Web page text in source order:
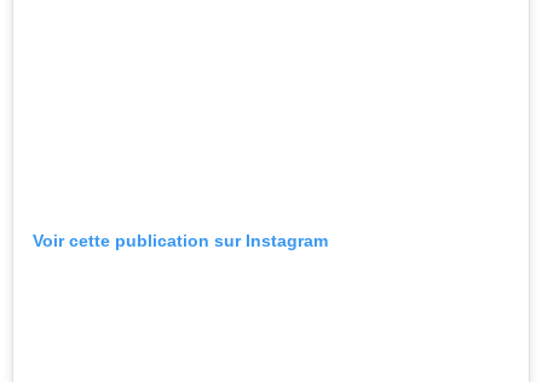
Voir cette publication sur Instagram